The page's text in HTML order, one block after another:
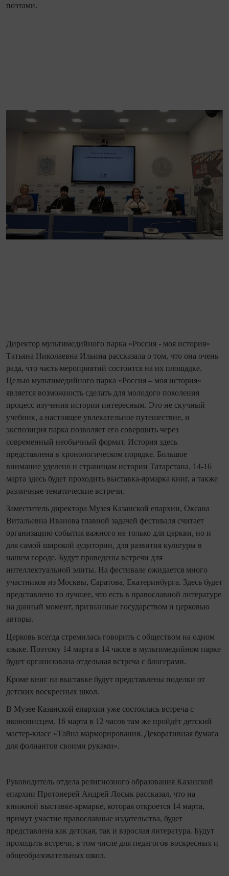
поэтами.
Директор мультимедийного парка «Россия - моя история»
Татьяна Николаевна Ильина рассказала о том, что она очень
рада, что часть мероприятий состоится на их площадке.
Целью мультимедийного парка «Россия – моя история»
является возможность сделать для молодого поколения
процесс изучения истории интересным. Это не скучный
учебник, а настоящее увлекательное путешествие, и
экспозиция парка позволяет его совершить через
современный необычный формат. История здесь
представлена в хронологическом порядке. Большое
внимание уделено и страницам истории Татарстана. 14-16
марта здесь будет проходить выставка-ярмарка книг, а также
различные тематические встречи.
Заместитель директора Музея Казанской епархии, Оксана
Витальевна Иванова главной задачей фестиваля считает
организацию события важного не только для церкви, но и
для самой широкой аудитории, для развития культуры в
нашем городе. Будут проведены встречи для
интеллектуальной элиты. На фестивале ожидается много
участников из Москвы, Саратова, Екатеринбурга. Здесь будет
представлено то лучшее, что есть в православной литературе
на данный момент, признанные государством и церковью
авторы.
Церковь всегда стремилась говорить с обществом на одном
языке. Поэтому 14 марта в 14 часов в мультимедийном парке
будет организована отдельная встреча с блогерами.
Кроме книг на выставке будут представлены поделки от
детских воскресных школ.
В Музее Казанской епархии уже состоялась встреча с
иконописцем. 16 марта в 12 часов там же пройдёт детский
мастер-класс «Тайна марморирования. Декоративная бумага
для фолиантов своими руками».
Руководитель отдела религиозного образования Казанской
епархии Протоиерей Андрей Лосык рассказал, что на
книжной выставке-ярмарке, которая откроется 14 марта,
примут участие православные издательства, будет
представлена как детская, так и взрослая литература. Будут
проходить встречи, в том числе для педагогов воскресных и
общеобразовательных школ.